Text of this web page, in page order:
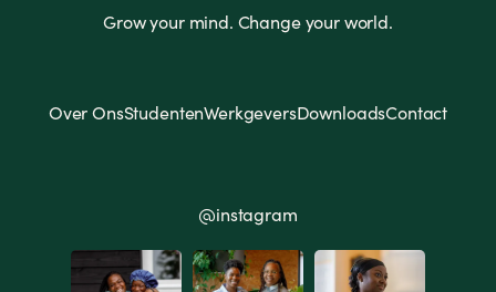
Grow your mind. Change your world.
Over OnsStudentenWerkgeversDownloadsContact
@instagram